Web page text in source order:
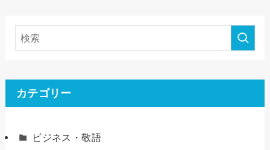
カテゴリー
ビジネス・敬語